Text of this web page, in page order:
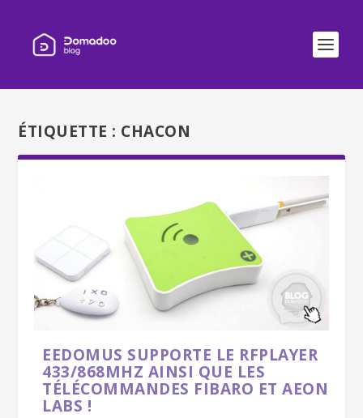
ÉTIQUETTE : CHACON
EEDOMUS SUPPORTE LE RFPLAYER
433/868MHZ AINSI QUE LES
TÉLÉCOMMANDES FIBARO ET AEON
LABS !